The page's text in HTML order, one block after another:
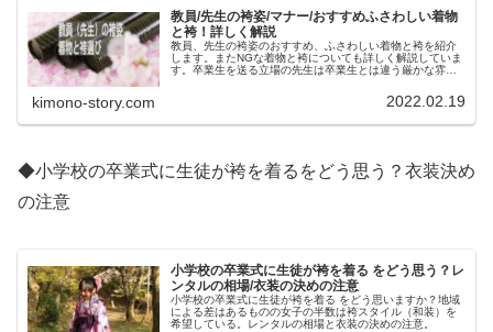
教員/先生の袴姿/マナー/おすすめふさわしい着物
と袴！詳しく解説
教員、先生の袴姿のおすすめ、ふさわしい着物と袴を紹介
します。またNGな着物と袴についても詳しく解説していま
す。卒業生を送る立場の先生は卒業生とは違う厳かな雰囲
kimono-story.com 2022.02.19
◆小学校の卒業式に生徒が袴を着るをどう思う？衣装決め
の注意
小学校の卒業式に生徒が袴を着る をどう思う？レ
ンタルの相場/衣装の決めの注意
小学校の卒業式に生徒が袴を着る をどう思いますか？地域
による差はあるものの女子の半数は袴スタイル（和装）を
希望している。レンタルの相場と衣装の決めの注意。